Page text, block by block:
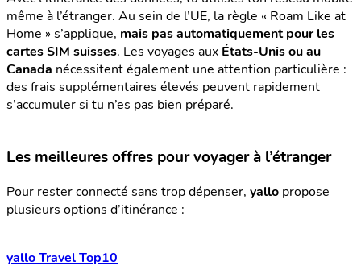
même à l’étranger. Au sein de l’UE, la règle « Roam Like at
Home » s’applique, mais pas automatiquement pour les
cartes SIM suisses. Les voyages aux États-Unis ou au
Canada nécessitent également une attention particulière :
des frais supplémentaires élevés peuvent rapidement
s’accumuler si tu n’es pas bien préparé.
Les meilleures offres pour voyager à l’étranger
Pour rester connecté sans trop dépenser, yallo propose
plusieurs options d’itinérance :
yallo Travel Top10